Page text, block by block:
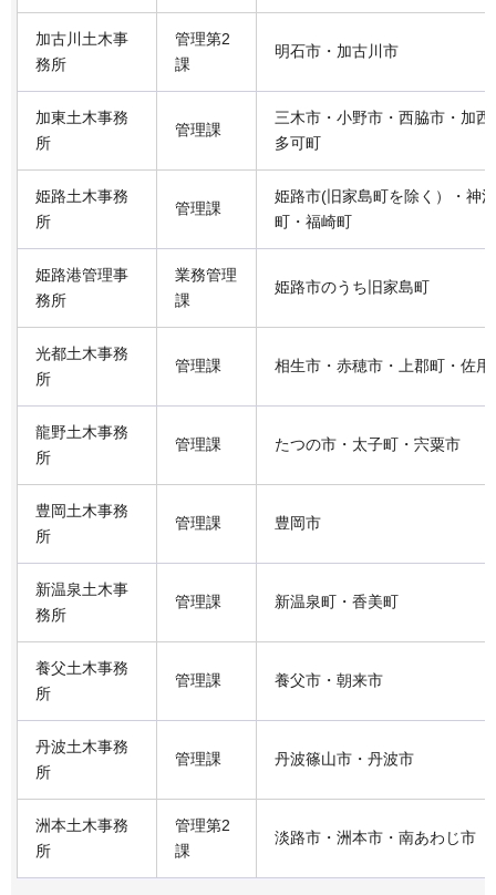
加古川土木事
務所
管理第2
課
明石市・加古川市
加東土木事務
所
管理課
三木市・小野市・西脇市・加
多可町
姫路土木事務
所
管理課
姫路市(旧家島町を除く）・神
町・福崎町
姫路港管理事
務所
業務管理
課
姫路市のうち旧家島町
光都土木事務
所
管理課 相生市・赤穂市・上郡町・佐用
龍野土木事務
所
管理課 たつの市・太子町・宍粟市
豊岡土木事務
所
管理課 豊岡市
新温泉土木事
務所
管理課 新温泉町・香美町
養父土木事務
所
管理課 養父市・朝来市
丹波土木事務
所
管理課 丹波篠山市・丹波市
洲本土木事務
所
管理第2
課
淡路市・洲本市・南あわじ市